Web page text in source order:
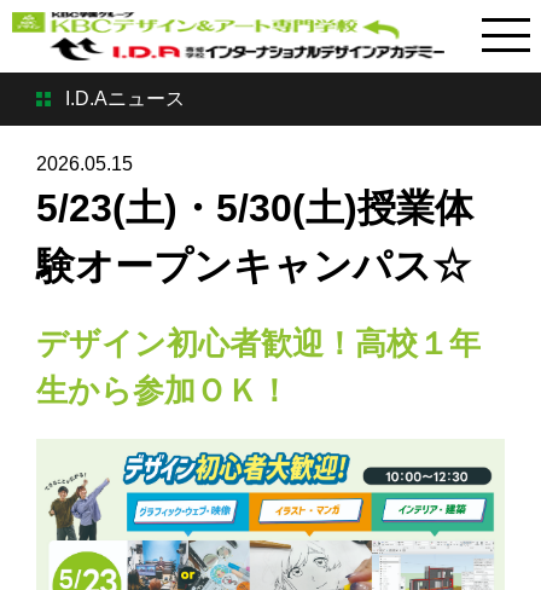
I.D.Aニュース
2026.05.15
5/23(土)・5/30(土)授業体
験オープンキャンパス☆
デザイン初心者歓迎！高校１年
生から参加ＯＫ！